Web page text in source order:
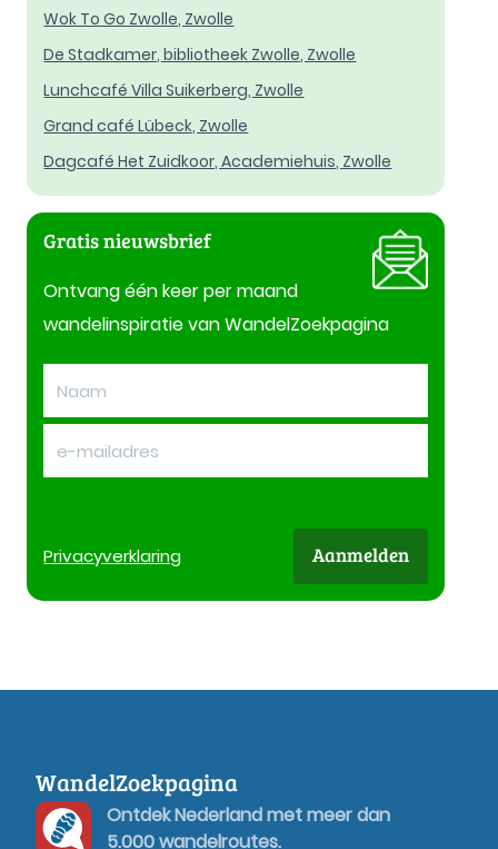
Wok To Go Zwolle, Zwolle
De Stadkamer, bibliotheek Zwolle, Zwolle
Lunchcafé Villa Suikerberg, Zwolle
Grand café Lübeck, Zwolle
Dagcafé Het Zuidkoor, Academiehuis, Zwolle
Gratis nieuwsbrief
Ontvang één keer per maand
wandelinspiratie van WandelZoekpagina
Privacyverklaring Aanmelden
WandelZoekpagina
Ontdek Nederland met meer dan
5.000 wandelroutes.